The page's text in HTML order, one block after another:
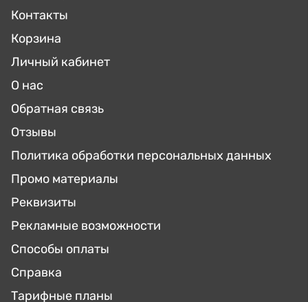
Контакты
Корзина
Личный кабинет
О нас
Обратная связь
Отзывы
Политика обработки персональных данных
Промо материалы
Реквизиты
Рекламные возможности
Способы оплаты
Справка
Тарифные планы